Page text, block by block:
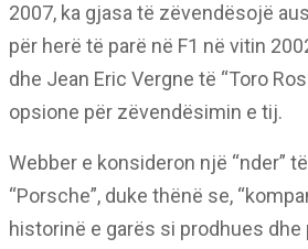
2007, ka gjasa të zëvendësojë
për herë të parë në F1 në vitin
dhe Jean Eric Vergne të “Toro
opsione për zëvendësimin e tij.
Webber e konsideron një “nder”
“Porsche”, duke thënë se,
historinë e garës si prodhues